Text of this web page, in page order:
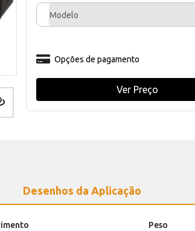
Modelo
Opções de pagamento
Ver Preço
Desenhos da Aplicação
Peso